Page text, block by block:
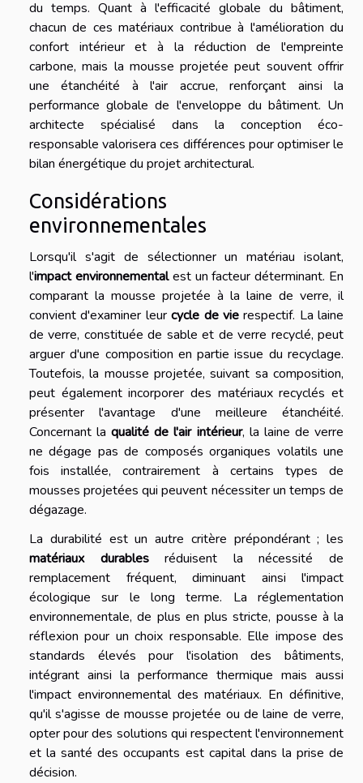
du temps. Quant à l'efficacité globale du bâtiment,
chacun de ces matériaux contribue à l'amélioration du
confort intérieur et à la réduction de l'empreinte
carbone, mais la mousse projetée peut souvent offrir
une étanchéité à l'air accrue, renforçant ainsi la
performance globale de l'enveloppe du bâtiment. Un
architecte spécialisé dans la conception éco-
responsable valorisera ces différences pour optimiser le
bilan énergétique du projet architectural.
Considérations
environnementales
Lorsqu'il s'agit de sélectionner un matériau isolant,
l'impact environnementalest un facteur déterminant. En
comparant la mousse projetée à la laine de verre, il
convient d'examiner leurcycle de vierespectif. La laine
de verre, constituée de sable et de verre recyclé, peut
arguer d'une composition en partie issue du recyclage.
Toutefois, la mousse projetée, suivant sa composition,
peut également incorporer des matériaux recyclés et
présenter l'avantage d'une meilleure étanchéité.
Concernant laqualité de l'air intérieur, la laine de verre
ne dégage pas de composés organiques volatils une
fois installée, contrairement à certains types de
mousses projetées qui peuvent nécessiter un temps de
dégazage.
La durabilité est un autre critère prépondérant ; les
matériaux durablesréduisent la nécessité de
remplacement fréquent, diminuant ainsi l'impact
écologique sur le long terme. La réglementation
environnementale, de plus en plus stricte, pousse à la
réflexion pour un choix responsable. Elle impose des
standards élevés pour l'isolation des bâtiments,
intégrant ainsi la performance thermique mais aussi
l'impact environnemental des matériaux. En définitive,
qu'il s'agisse de mousse projetée ou de laine de verre,
opter pour des solutions qui respectent l'environnement
et la santé des occupants est capital dans la prise de
décision.